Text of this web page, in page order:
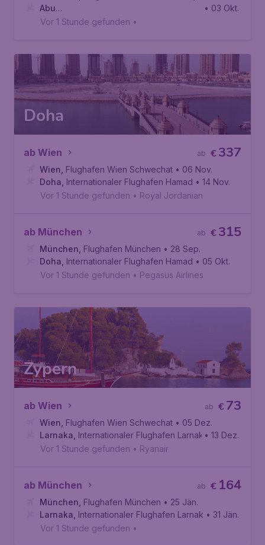
Abu
Dhabi, Internationaler Flughafen Abu Dhabi
• 03 Okt.
Vor 1 Stunde gefunden •
Doha
ab Wien €337
ab
Wien Flughafen Wien Schwechat • 06 Nov.
Doha Internationaler Flughafen Hamad • 14 Nov.
Vor 1 Stunde gefunden • Royal Jordanian
ab München €315
ab
München Flughafen München • 28 Sep.
Doha Internationaler Flughafen Hamad • 05 Okt.
Vor 1 Stunde gefunden • Pegasus Airlines
Zypern
ab Wien €73
ab
Wien Flughafen Wien Schwechat • 05 Dez.
Larnaka Internationaler Flughafen Larnaka• 13 Dez.
Vor 1 Stunde gefunden • Ryanair
ab München € 164
ab
München Flughafen München • 25 Jän.
Larnaka Internationaler Flughafen Larnaka• 31 Jän.
Vor 1 Stunde gefunden •